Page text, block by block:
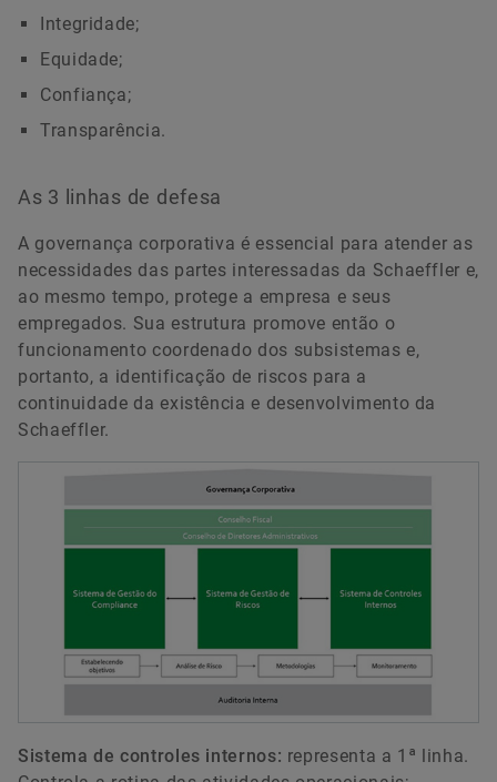
Integridade;
Equidade;
Confiança;
Transparência.
As 3 linhas de defesa
A governança corporativa é essencial para atender as
necessidades das partes interessadas da Schaeffler e,
ao mesmo tempo, protege a empresa e seus
empregados. Sua estrutura promove então o
funcionamento coordenado dos subsistemas e,
portanto, a identificação de riscos para a
continuidade da existência e desenvolvimento da
Schaeffler.
Sistema de controles internos: representa a 1ª linha.